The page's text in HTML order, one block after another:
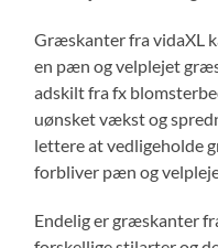
Græskanter fra vidaXL
en pæn og velplejet
adskilt fra fx
uønsket vækst og
lettere at vedligeholde
forbliver pæn og
Endelig er græskanter